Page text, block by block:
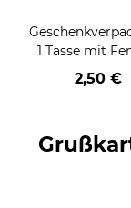
1 Tasse mit
2,50 €